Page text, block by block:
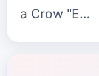
a Crow "E…